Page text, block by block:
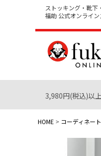
ストッキング・靴下
福助 公式オンライン
3,980円(税込)以
HOME コーディネー